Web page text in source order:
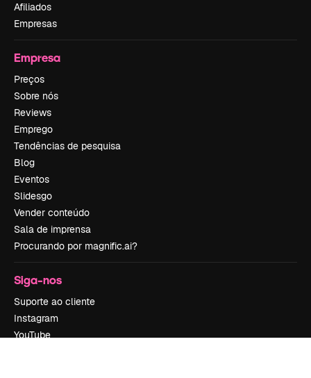
Afiliados
Empresas
Empresa
Preços
Sobre nós
Reviews
Emprego
Tendências de pesquisa
Blog
Eventos
Slidesgo
Vender conteúdo
Sala de imprensa
Procurando por magnific.ai?
Siga-nos
Suporte ao cliente
Instagram
YouTube